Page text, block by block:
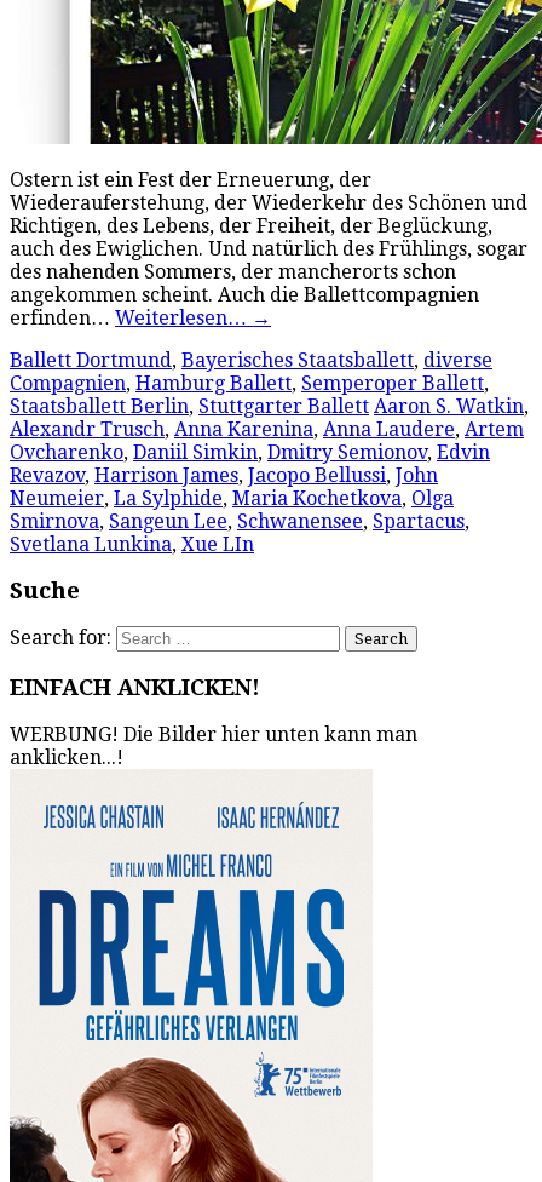
Ostern ist ein Fest der Erneuerung, der
Wiederauferstehung, der Wiederkehr des Schönen und
Richtigen, des Lebens, der Freiheit, der Beglückung,
auch des Ewiglichen. Und natürlich des Frühlings, sogar
des nahenden Sommers, der mancherorts schon
angekommen scheint. Auch die Ballettcompagnien
erfinden… Weiterlesen… →
Ballett Dortmund, Bayerisches Staatsballett, diverse
Compagnien, Hamburg Ballett, Semperoper Ballett,
Staatsballett Berlin, Stuttgarter Ballett Aaron S. Watkin,
Alexandr Trusch, Anna Karenina, Anna Laudere, Artem
Ovcharenko, Daniil Simkin, Dmitry Semionov, Edvin
Revazov, Harrison James, Jacopo Bellussi, John
Neumeier, La Sylphide, Maria Kochetkova, Olga
Smirnova, Sangeun Lee, Schwanensee, Spartacus,
Svetlana Lunkina, Xue LIn
Suche
Search for:
EINFACH ANKLICKEN!
WERBUNG! Die Bilder hier unten kann man
anklicken...!